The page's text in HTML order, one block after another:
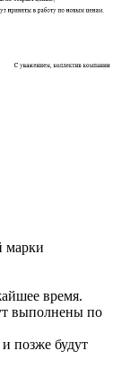
марки
время.
выполнены по
позже будут